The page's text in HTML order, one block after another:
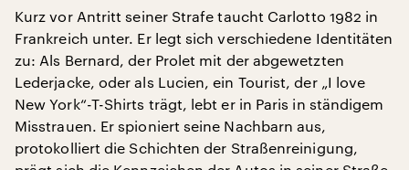
Kurz vor Antritt seiner Strafe taucht Carlotto 1982 in
Frankreich unter. Er legt sich verschiedene Identitäten
zu: Als Bernard, der Prolet mit der abgewetzten
Lederjacke, oder als Lucien, ein Tourist, der „I love
New York“-T-Shirts trägt, lebt er in Paris in ständigem
Misstrauen. Er spioniert seine Nachbarn aus,
protokolliert die Schichten der Straßenreinigung,